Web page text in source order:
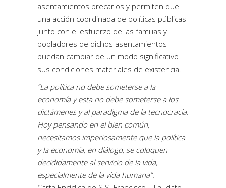
asentamientos precarios y permiten que
una acción coordinada de políticas públicas
junto con el esfuerzo de las familias y
pobladores de dichos asentamientos
puedan cambiar de un modo significativo
sus condiciones materiales de existencia.
“La política no debe someterse a la
economía y esta no debe someterse a los
dictámenes y al paradigma de la tecnocracia.
Hoy pensando en el bien común,
necesitamos imperiosamente que la política
y la economía, en diálogo, se coloquen
decididamente al servicio de la vida,
especialmente de la vida humana”.